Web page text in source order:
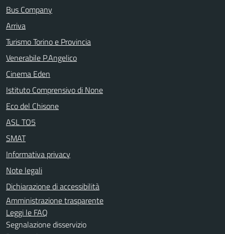
Bus Company
Arriva
Turismo Torino e Provincia
Venerabile P.Angelico
Cinema Eden
Istituto Comprensivo di None
Eco del Chisone
ASL TO5
SMAT
Informativa privacy
Note legali
Dichiarazione di accessibilità
Amministrazione trasparente
Leggi le FAQ
Segnalazione disservizio